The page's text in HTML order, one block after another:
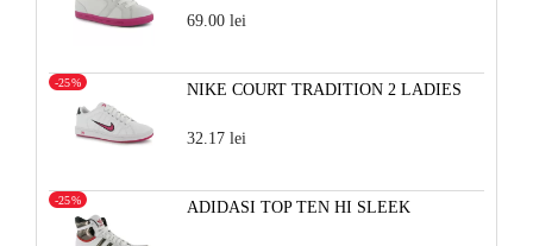
69.00 lei
NIKE COURT TRADITION 2 LADIES
-25%
32.17 lei
ADIDASI TOP TEN HI SLEEK
-25%